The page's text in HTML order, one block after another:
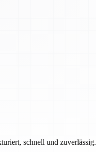
schnell und zuverlässig.